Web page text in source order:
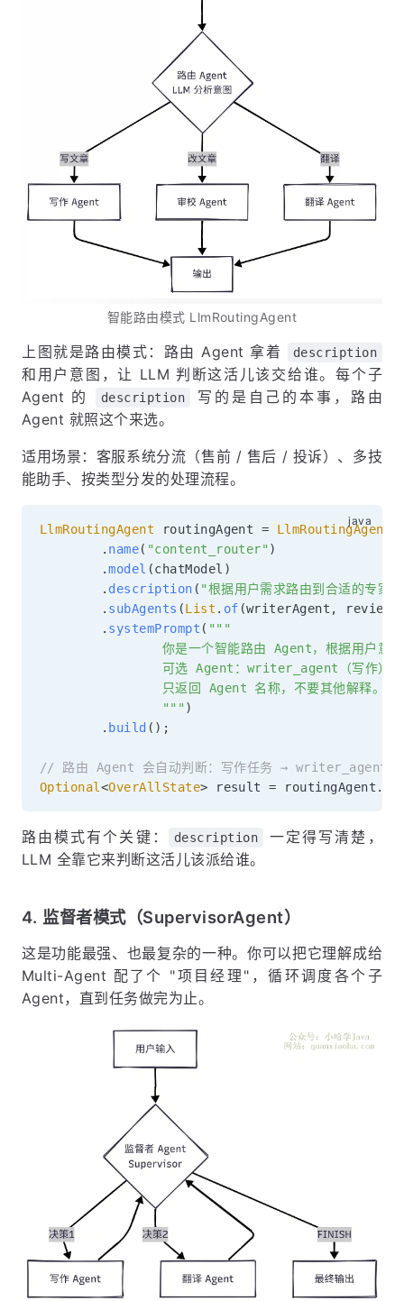
智能路由模式 LlmRoutingAgent
上图就是路由模式：路由 Agent 拿着 description
和用户意图，让 LLM 判断这活儿该交给谁。每个子
Agent 的
description
写的是自己的本事，路由
Agent 就照这个来选。
适用场景：客服系统分流（售前 / 售后 / 投诉）、多技
能助手、按类型分发的处理流程。
LlmRoutingAgent routingAgent = LlmRoutingAgent
. name( "content_router" )
.model (chatModel )
. description ( "根据用户需求路由到合适的专家
. subAgents (List . of (writerAgent ,
. systemPrompt ( """
你是一个智能路由 Agent，根据用户意
可选 Agent：writer_agent（写作）
                只返回 Agent 名称，不要其他解释。
                """
)
. build ( ) ;
// 路由 Agent 会自动判断：写作任务 → writer_agent
Optional <OverAllState> result = routingAgent .
路由模式有个关键： description
一定得写清楚，
LLM 全靠它来判断这活儿该派给谁。
4. 监督者模式（SupervisorAgent）
这是功能最强、也最复杂的一种。你可以把它理解成给
Multi-Agent 配了个 "项目经理"，循环调度各个子
Agent，直到任务做完为止。